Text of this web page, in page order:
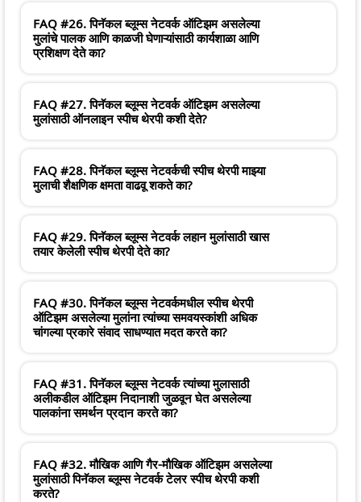
FAQ #26. पिनॅकल ब्लूम्स नेटवर्क ऑटिझम असलेल्या
मुलांचे पालक आणि काळजी घेणाऱ्यांसाठी कार्यशाळा आणि
प्रशिक्षण देते का?
FAQ #27. पिनॅकल ब्लूम्स नेटवर्क ऑटिझम असलेल्या
मुलांसाठी ऑनलाइन स्पीच थेरपी कशी देते?
FAQ #28. पिनॅकल ब्लूम्स नेटवर्कची स्पीच थेरपी माझ्या
मुलाची शैक्षणिक क्षमता वाढवू शकते का?
FAQ #29. पिनॅकल ब्लूम्स नेटवर्क लहान मुलांसाठी खास
तयार केलेली स्पीच थेरपी देते का?
FAQ #30. पिनॅकल ब्लूम्स नेटवर्कमधील स्पीच थेरपी
ऑटिझम असलेल्या मुलांना त्यांच्या समवयस्कांशी अधिक
चांगल्या प्रकारे संवाद साधण्यात मदत करते का?
FAQ #31. पिनॅकल ब्लूम्स नेटवर्क त्यांच्या मुलासाठी
अलीकडील ऑटिझम निदानाशी जुळवून घेत असलेल्या
पालकांना समर्थन प्रदान करते का?
FAQ #32. मौखिक आणि गैर-मौखिक ऑटिझम असलेल्या
मुलांसाठी पिनॅकल ब्लूम्स नेटवर्क टेलर स्पीच थेरपी कशी
करते?